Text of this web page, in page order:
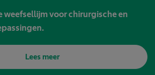
weefsellijm voor chirurgische en
Lees meer